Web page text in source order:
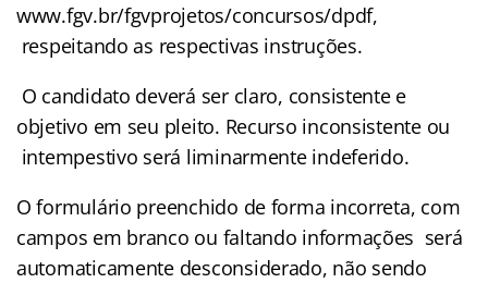
www.fgv.br/fgvprojetos/concursos/dpdf,
respeitando as respectivas instruções.
O candidato deverá ser claro, consistente e
objetivo em seu pleito. Recurso inconsistente ou
intempestivo será liminarmente indeferido.
O formulário preenchido de forma incorreta, com
campos em branco ou faltando informações será
automaticamente desconsiderado, não sendo